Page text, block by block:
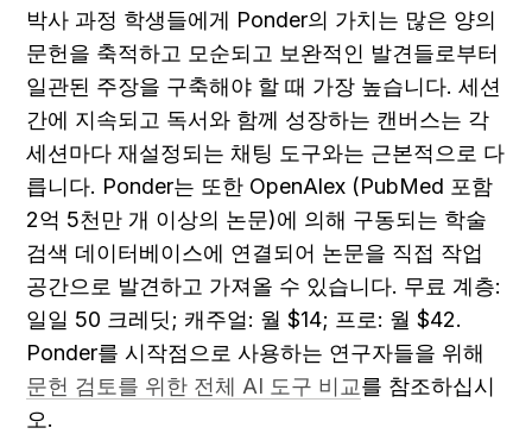
박사 과정 학생들에게 Ponder의 가치는 많은 양의
문헌을 축적하고 모순되고 보완적인 발견들로부터
일관된 주장을 구축해야 할 때 가장 높습니다. 세션
간에 지속되고 독서와 함께 성장하는 캔버스는 각
세션마다 재설정되는 채팅 도구와는 근본적으로 다
릅니다. Ponder는 또한 OpenAlex (PubMed 포함
2억 5천만 개 이상의 논문)에 의해 구동되는 학술
검색 데이터베이스에 연결되어 논문을 직접 작업
공간으로 발견하고 가져올 수 있습니다. 무료 계층:
일일 50 크레딧; 캐주얼: 월 $14; 프로: 월 $42.
문헌 검토를 위한 전체 AI 도구 비교를 참조하십시
오.